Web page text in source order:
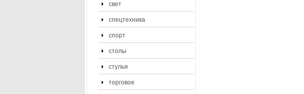
свет
спецтехника
спорт
столы
стулья
торговое